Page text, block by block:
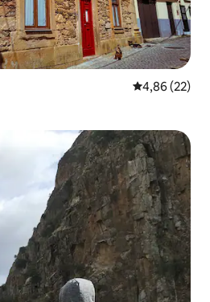
Средна
4,86 (22)